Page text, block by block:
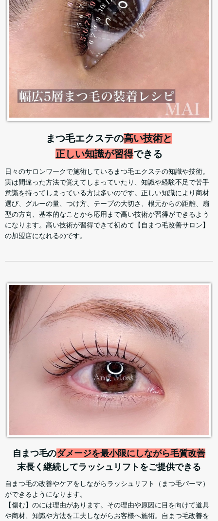
まつ毛エクステの高い技術と
正しい知識が習得できる
日々のサロンワークで施術しているまつ毛エクステの知識や技術。
実は間違った方法で覚えてしまっていたり、知識や経験不足で苦手
意識を持ってしまっている方は多いのです。正しい知識により商材
選び、グルーの量、つけ方、テープの大切さ、根元からの距離、扇
型の方向、基本的なことから応用まで高い技術が習得ができるよう
になります。高い技術が習得できて初めて【自まつ毛改善サロン】
の加盟店になれるのです。
自まつ毛のダメージを最小限にしながら毛質改善
末長く継続してラッシュリフトをご提供できる
自まつ毛の改善やケアをしながらラッシュリフト（まつ毛パーマ）
ができるようになります。
【傷む】のには理由があります。その理由や原因に目を向けて道具
や商材、知識や方法を工夫しながらお客様へ施術。自まつ毛改善を